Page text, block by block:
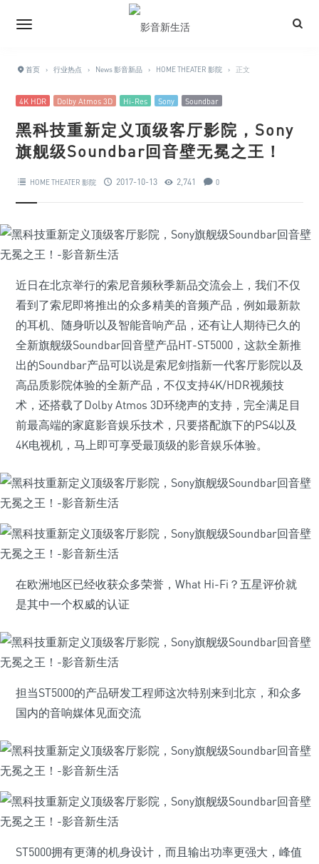
首页 › 行业热点 › News 影音新品 › HOME THEATER 影院 › 正文
4K HDR Dolby Atmos 3D Hi-Res Sony Soundbar
黑科技重新定义顶级客厅影院，Sony
旗舰级Soundbar回音壁无冕之王！
HOME THEATER 影院 2017-10-13 2,741 0
近日在北京举行的索尼音频秋季新品交流会上，我们不仅
看到了索尼即将推出的众多精美的音频产品，例如最新款
的耳机、随身听以及智能音响产品，还有让人期待已久的
全新旗舰级Soundbar回音壁产品HT-ST5000，这款全新推
出的Soundbar产品可以说是索尼剑指新一代客厅影院以及
高品质影院体验的全新产品，不仅支持4K/HDR视频技
术，还搭载了Dolby Atmos 3D环绕声的支持，完全满足目
前最高端的家庭影音娱乐技术，只要搭配旗下的PS4以及
4K电视机，马上即可享受最顶级的影音娱乐体验。
在欧洲地区已经收获众多荣誉，What Hi-Fi？五星评价就
是其中一个权威的认证
担当ST5000的产品研发工程师这次特别来到北京，和众多
国内的音响媒体见面交流
ST5000拥有更薄的机身设计，而且输出功率更强大，峰值